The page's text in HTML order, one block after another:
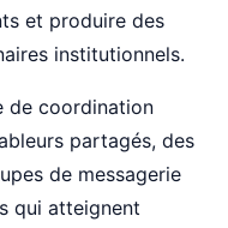
et produire des
institutionnels.
de coordination
partagés, des
de messagerie
qui atteignent